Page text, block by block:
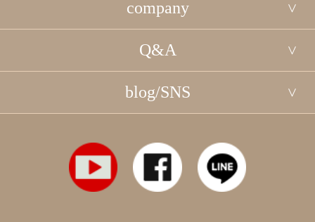
company
Q&A
blog/SNS